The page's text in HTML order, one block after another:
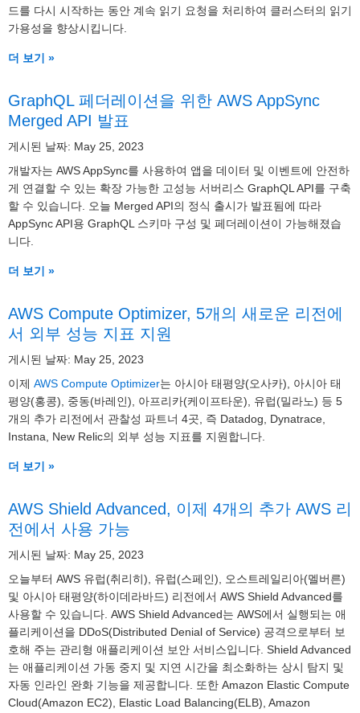
드를 다시 시작하는 동안 계속 읽기 요청을 처리하여 클러스터의 읽기
가용성을 향상시킵니다.
더 보기 »
GraphQL 페더레이션을 위한 AWS AppSync
Merged API 발표
게시된 날짜: May 25, 2023
개발자는 AWS AppSync를 사용하여 앱을 데이터 및 이벤트에 안전하
게 연결할 수 있는 확장 가능한 고성능 서버리스 GraphQL API를 구축
할 수 있습니다. 오늘 Merged API의 정식 출시가 발표됨에 따라
AppSync API용 GraphQL 스키마 구성 및 페더레이션이 가능해졌습
니다.
더 보기 »
AWS Compute Optimizer, 5개의 새로운 리전에
서 외부 성능 지표 지원
게시된 날짜: May 25, 2023
이제 AWS Compute Optimizer는 아시아 태평양(오사카), 아시아 태
평양(홍콩), 중동(바레인), 아프리카(케이프타운), 유럽(밀라노) 등 5
개의 추가 리전에서 관찰성 파트너 4곳, 즉 Datadog, Dynatrace,
Instana, New Relic의 외부 성능 지표를 지원합니다.
더 보기 »
AWS Shield Advanced, 이제 4개의 추가 AWS 리
전에서 사용 가능
게시된 날짜: May 25, 2023
오늘부터 AWS 유럽(취리히), 유럽(스페인), 오스트레일리아(멜버른)
및 아시아 태평양(하이데라바드) 리전에서 AWS Shield Advanced를
사용할 수 있습니다. AWS Shield Advanced는 AWS에서 실행되는 애
플리케이션을 DDoS(Distributed Denial of Service) 공격으로부터 보
호해 주는 관리형 애플리케이션 보안 서비스입니다. Shield Advanced
는 애플리케이션 가동 중지 및 지연 시간을 최소화하는 상시 탐지 및
자동 인라인 완화 기능을 제공합니다. 또한 Amazon Elastic Compute
Cloud(Amazon EC2), Elastic Load Balancing(ELB), Amazon